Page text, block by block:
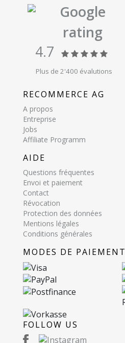
Google
rating
4.7
Plus de 2'400 évalutions
RECOMMERCE AG
A propos
Entreprise
Jobs
Affiliate Programm
AIDE
Questions fréquentes
Envoi et paiement
Contact
Révocation
Protection des données
Mentions légales
Conditions générales
MODES DE PAIEMENT
FOLLOW US